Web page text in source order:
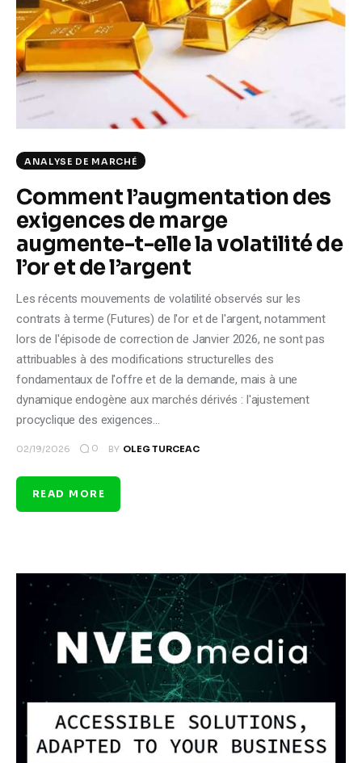
Climate
Markets
Reports
Shop
ANALYSE DE MARCHÉ
Comment l’augmentation des
exigences de marge
augmente-t-elle la volatilité de
l’or et de l’argent
Les récents mouvements de volatilité observés sur les
contrats à terme (Futures) de l'or et de l'argent, notamment
lors de l'épisode de correction de Janvier 2026, ne sont pas
attribuables à des modifications structurelles des
fondamentaux de l'offre et de la demande, mais à une
dynamique endogène aux marchés dérivés : l'ajustement
procyclique des exigences…
02/19/2026 0 BY OLEG TURCEAC
READ MORE